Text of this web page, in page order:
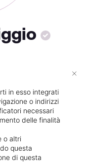
in esso integrati
o indirizzi
necessari
delle finalità
o altri
questa
di questa
×